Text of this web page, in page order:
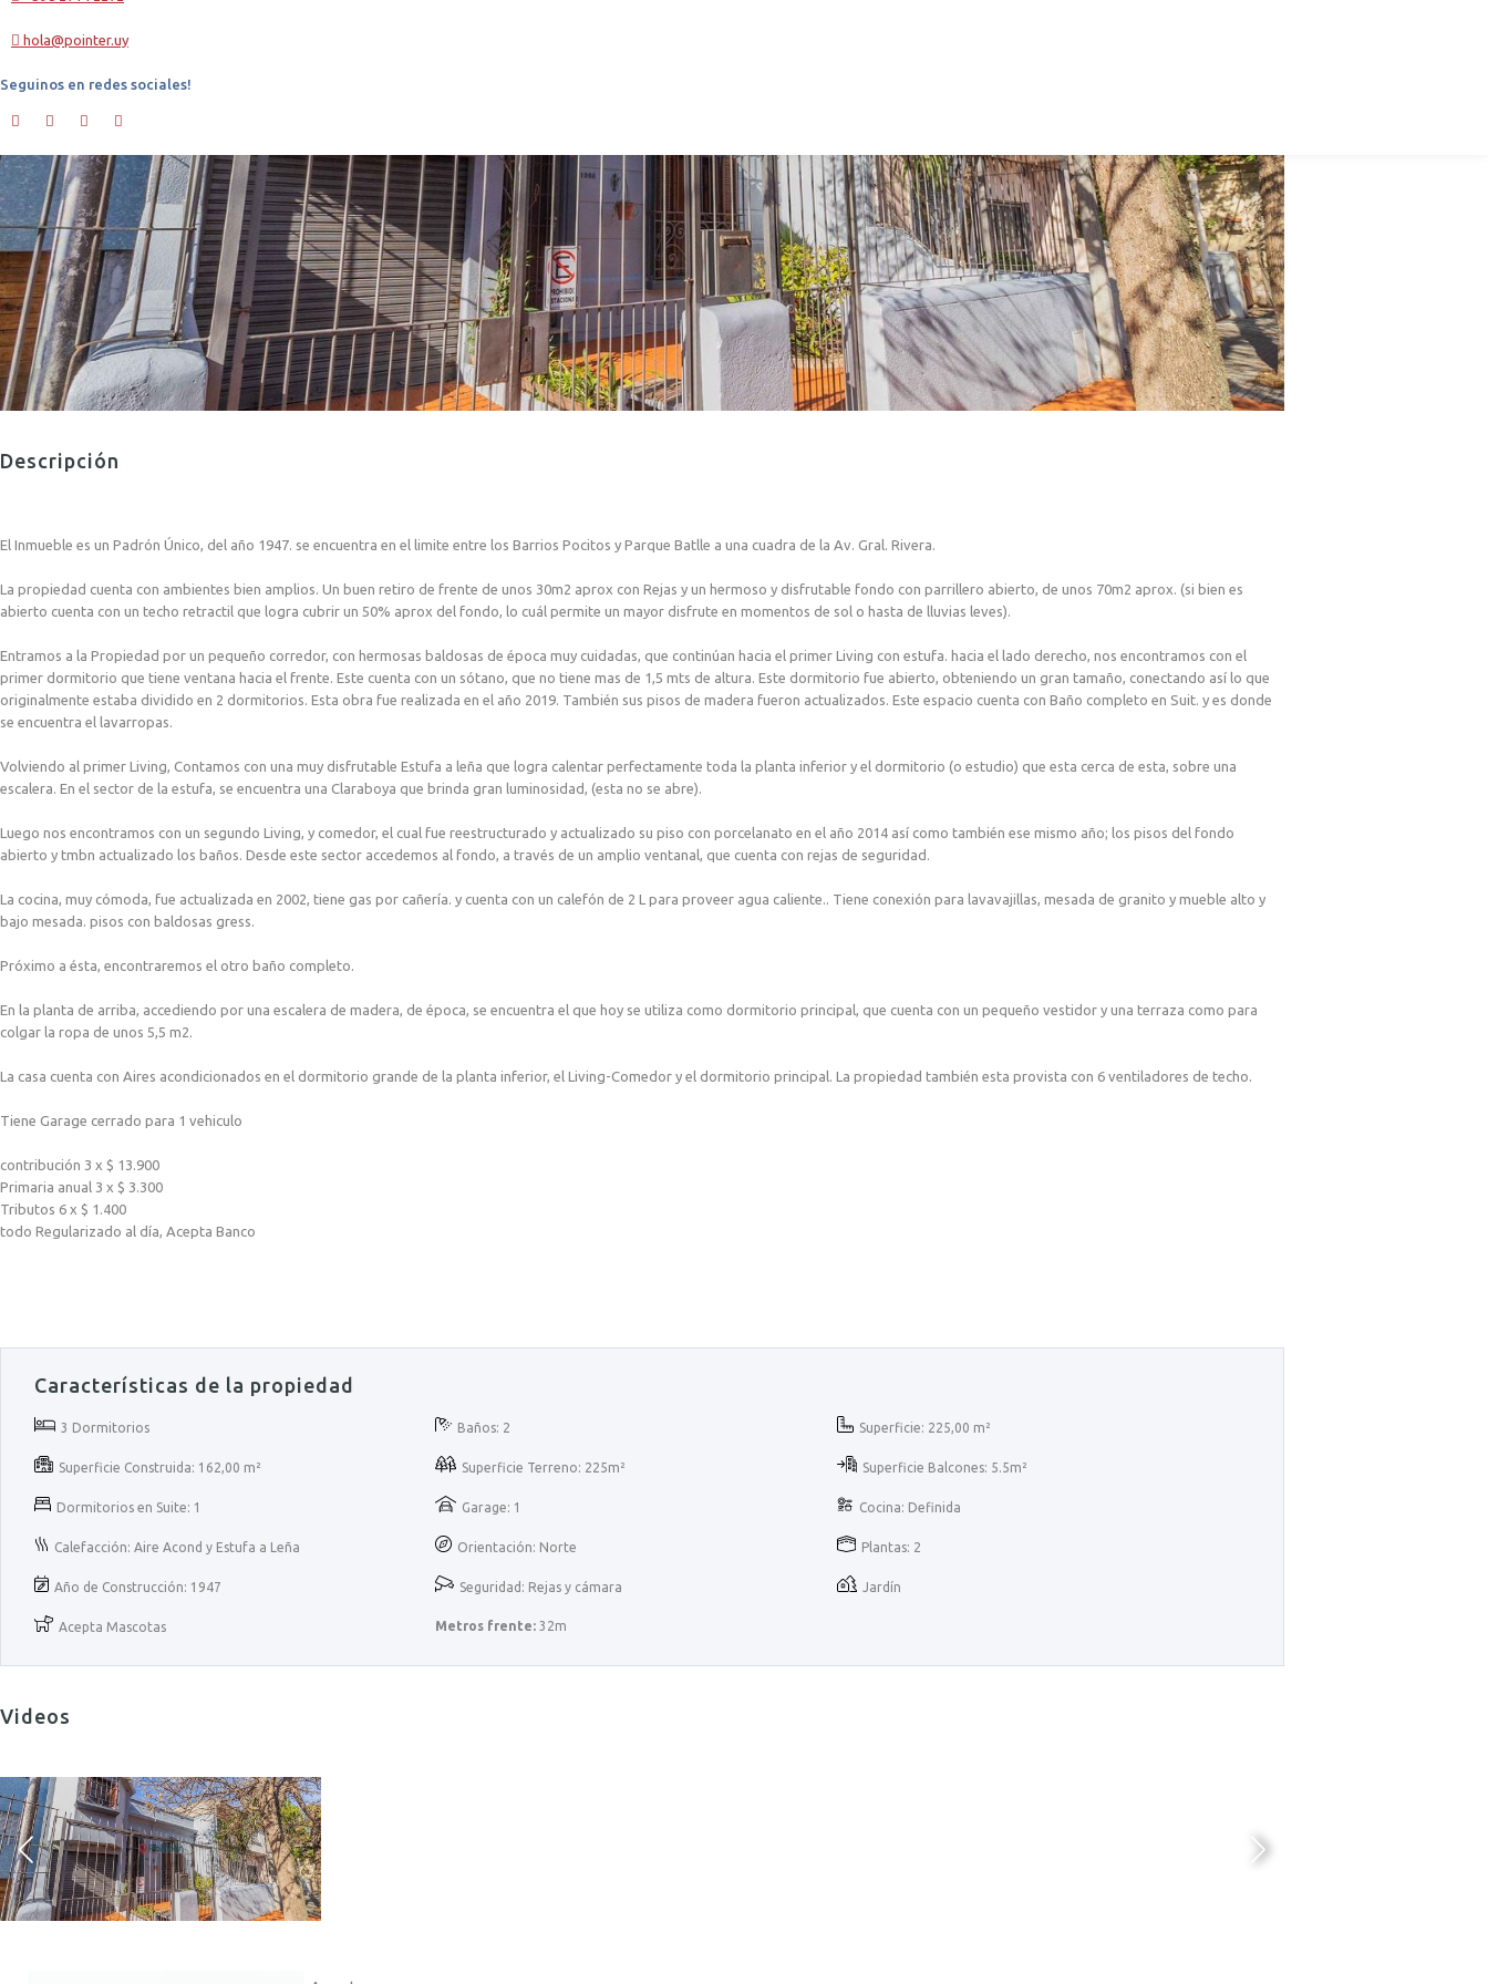
hola@pointer.uy
Seguinos en redes sociales!
Descripción
El Inmueble es un Padrón Único, del año 1947. se encuentra en el limite entre los Barrios Pocitos y Parque Batlle a una cuadra de la Av. Gral. Rivera.
La propiedad cuenta con ambientes bien amplios. Un buen retiro de frente de unos 30m2 aprox con Rejas y un hermoso y disfrutable fondo con parrillero abierto, de unos 70m2 aprox. (si bien es
abierto cuenta con un techo retractil que logra cubrir un 50% aprox del fondo, lo cuál permite un mayor disfrute en momentos de sol o hasta de lluvias leves).
Entramos a la Propiedad por un pequeño corredor, con hermosas baldosas de época muy cuidadas, que continúan hacia el primer Living con estufa. hacia el lado derecho, nos encontramos con el
primer dormitorio que tiene ventana hacia el frente. Este cuenta con un sótano, que no tiene mas de 1,5 mts de altura. Este dormitorio fue abierto, obteniendo un gran tamaño, conectando así lo que
originalmente estaba dividido en 2 dormitorios. Esta obra fue realizada en el año 2019. También sus pisos de madera fueron actualizados. Este espacio cuenta con Baño completo en Suit. y es donde
se encuentra el lavarropas.
Volviendo al primer Living, Contamos con una muy disfrutable Estufa a leña que logra calentar perfectamente toda la planta inferior y el dormitorio (o estudio) que esta cerca de esta, sobre una
escalera. En el sector de la estufa, se encuentra una Claraboya que brinda gran luminosidad, (esta no se abre).
Luego nos encontramos con un segundo Living, y comedor, el cual fue reestructurado y actualizado su piso con porcelanato en el año 2014 así como también ese mismo año; los pisos del fondo
abierto y tmbn actualizado los baños. Desde este sector accedemos al fondo, a través de un amplio ventanal, que cuenta con rejas de seguridad.
La cocina, muy cómoda, fue actualizada en 2002, tiene gas por cañería. y cuenta con un calefón de 2 L para proveer agua caliente.. Tiene conexión para lavavajillas, mesada de granito y mueble alto y
bajo mesada. pisos con baldosas gress.
Próximo a ésta, encontraremos el otro baño completo.
En la planta de arriba, accediendo por una escalera de madera, de época, se encuentra el que hoy se utiliza como dormitorio principal, que cuenta con un pequeño vestidor y una terraza como para
colgar la ropa de unos 5,5 m2.
La casa cuenta con Aires acondicionados en el dormitorio grande de la planta inferior, el Living-Comedor y el dormitorio principal. La propiedad también esta provista con 6 ventiladores de techo.
Tiene Garage cerrado para 1 vehiculo
contribución 3 x $ 13.900
Primaria anual 3 x $ 3.300
Tributos 6 x $ 1.400
todo Regularizado al día, Acepta Banco
Características de la propiedad
3 Dormitorios Baños: 2 Superficie: 225,00 m²
Superficie Construida: 162,00 m² Superficie Terreno: 225m² Superficie Balcones: 5.5m²
Dormitorios en Suite: 1 Garage: 1 Cocina: Definida
Calefacción: Aire Acond y Estufa a Leña Orientación: Norte Plantas: 2
Año de Construcción: 1947 Seguridad: Rejas y cámara Jardín
Acepta Mascotas Metros frente:32m
Videos